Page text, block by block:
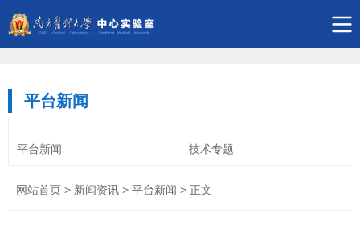
平台新闻
平台新闻 技术专题
网站首页 > 新闻资讯 > 平台新闻 > 正文